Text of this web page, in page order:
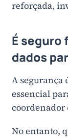
reforçada,
É seguro
dados
A segurança
essencial
coordenador
No entanto,